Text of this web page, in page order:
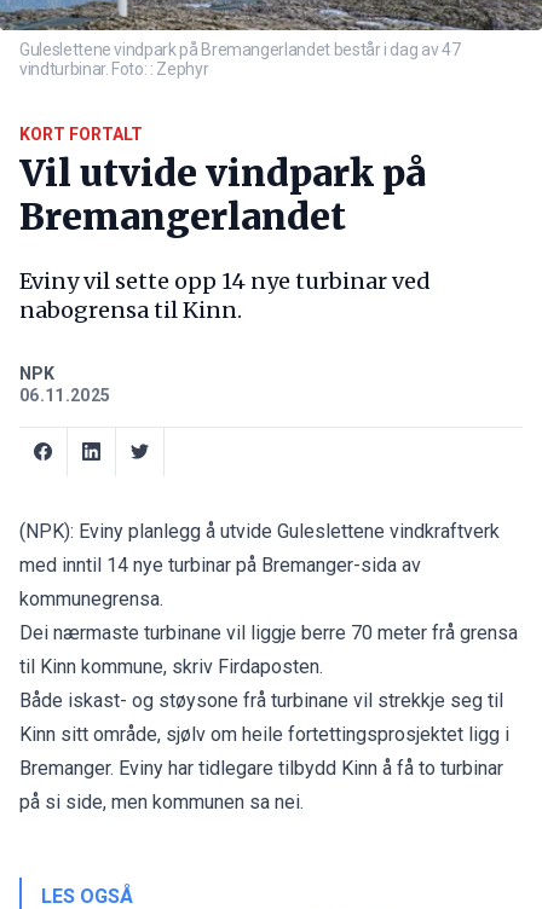
Guleslettene vindpark på Bremangerlandet består i dag av 47
vindturbinar. Foto: : Zephyr
KORT FORTALT
Vil utvide vindpark på
Bremangerlandet
Eviny vil sette opp 14 nye turbinar ved
nabogrensa til Kinn.
NPK
06.11.2025
(NPK): Eviny planlegg å utvide Guleslettene vindkraftverk
med inntil 14 nye turbinar på Bremanger-sida av
kommunegrensa.
Dei nærmaste turbinane vil liggje berre 70 meter frå grensa
til Kinn kommune, skriv Firdaposten.
Både iskast- og støysone frå turbinane vil strekkje seg til
Kinn sitt område, sjølv om heile fortettingsprosjektet ligg i
Bremanger. Eviny har tidlegare tilbydd Kinn å få to turbinar
på si side, men kommunen sa nei.
LES OGSÅ